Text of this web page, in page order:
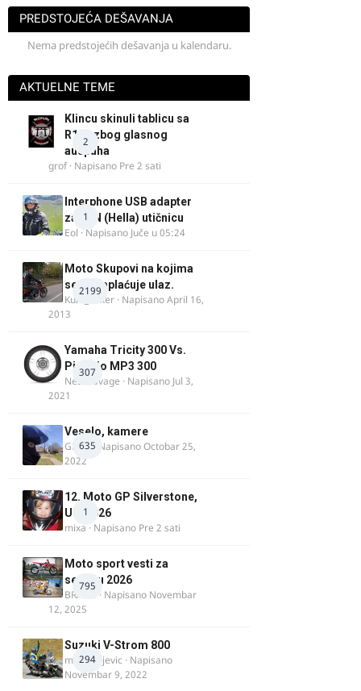
PREDSTOJEĆA DEŠAVANJA
Nema predstojećih dešavanja u kalendaru.
AKTUELNE TEME
2
Klincu skinuli tablicu sa
R125 zbog glasnog
auspuha
grof· Napisano Pre 2 sati
1
Interphone USB adapter
za DIN (Hella) utičnicu
Eol · Napisano Juče u 05:24
2199
Moto Skupovi na kojima
se ne naplaćuje ulaz.
Kum_Mixer · NapisanoApril 16,
2013
307
Yamaha Tricity 300 Vs.
Piaggio MP3 300
Nesasavage · Napisano Jul 3,
2021
635
Veselo, kamere
GR 46· NapisanoOctobar 25,
2022
1
12. Moto GP Silverstone,
UK, 2026
mixa · Napisano Pre 2 sati
795
Moto sport vesti za
sezonu 2026
BRACO · Napisano Novembar
12, 2025
294
Suzuki V-Strom 800
m.milivojevic · Napisano
Novembar 9, 2022